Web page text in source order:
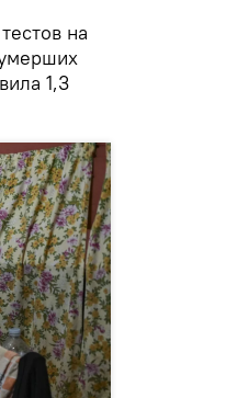
на
1,3